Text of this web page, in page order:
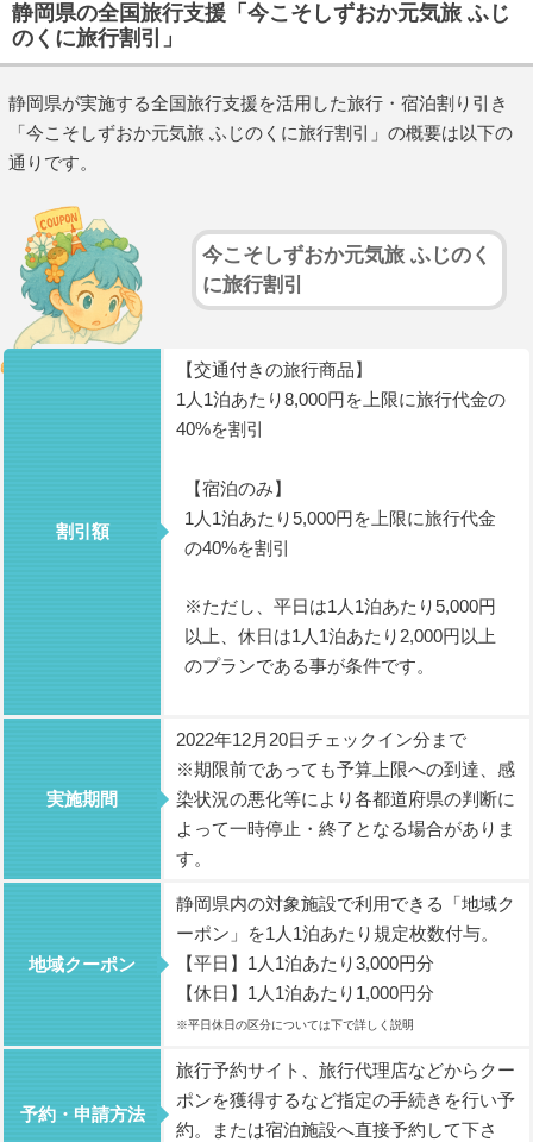
静岡県の全国旅行支援「今こそしずおか元気旅 ふじ
のくに旅行割引」
静岡県が実施する全国旅行支援を活用した旅行・宿泊割り引き
「今こそしずおか元気旅 ふじのくに旅行割引」の概要は以下の
通りです。
今こそしずおか元気旅 ふじのく
に旅行割引
割引額
【交通付きの旅行商品】
1人1泊あたり8,000円を上限に旅行代金の
40%を割引
【宿泊のみ】
1人1泊あたり5,000円を上限に旅行代金
の40%を割引
※ただし、平日は1人1泊あたり5,000円
以上、休日は1人1泊あたり2,000円以上
のプランである事が条件です。
実施期間
2022年12月20日チェックイン分まで
※期限前であっても予算上限への到達、感
染状況の悪化等により各都道府県の判断に
よって一時停止・終了となる場合がありま
す。
地域クーポン
静岡県内の対象施設で利用できる「地域ク
ーポン」を1人1泊あたり規定枚数付与。
【平日】1人1泊あたり3,000円分
【休日】1人1泊あたり1,000円分
※平日休日の区分については下で詳しく説明
予約・申請方法
旅行予約サイト、旅行代理店などからクー
ポンを獲得するなど指定の手続きを行い予
約。または宿泊施設へ直接予約して下さ